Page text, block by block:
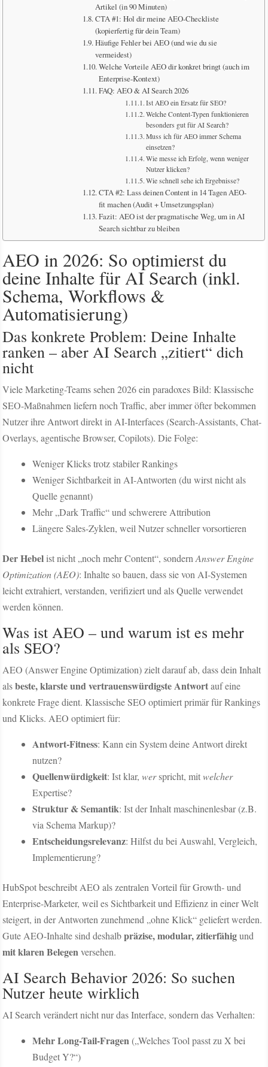
Artikel (in 90 Minuten)
CTA #1: Hol dir meine AEO-Checkliste
(kopierfertig für dein Team)
Häufige Fehler bei AEO (und wie du sie
vermeidest)
Welche Vorteile AEO dir konkret bringt (auch im
Enterprise-Kontext)
FAQ: AEO & AI Search 2026
Ist AEO ein Ersatz für SEO?
Welche Content-Typen funktionieren
besonders gut für AI Search?
Muss ich für AEO immer Schema
einsetzen?
Wie messe ich Erfolg, wenn weniger
Nutzer klicken?
Wie schnell sehe ich Ergebnisse?
CTA #2: Lass deinen Content in 14 Tagen AEO-
fit machen (Audit + Umsetzungsplan)
Fazit: AEO ist der pragmatische Weg, um in AI
Search sichtbar zu bleiben
AEO in 2026: So optimierst du
deine Inhalte für AI Search (inkl.
Schema, Workflows &
Automatisierung)
Das konkrete Problem: Deine Inhalte
ranken – aber AI Search „zitiert“ dich
nicht
Viele Marketing-Teams sehen 2026 ein paradoxes Bild: Klassische
SEO-Maßnahmen liefern noch Traffic, aber immer öfter bekommen
Nutzer ihre Antwort direkt in AI-Interfaces (Search-Assistants, Chat-
Overlays, agentische Browser, Copilots). Die Folge:
Weniger Klicks trotz stabiler Rankings
Weniger Sichtbarkeit in AI-Antworten (du wirst nicht als
Quelle genannt)
Mehr „Dark Traffic“ und schwerere Attribution
Längere Sales-Zyklen, weil Nutzer schneller vorsortieren
Der Hebel ist nicht „noch mehr Content“, sondernAnswer Engine
Optimization (AEO): Inhalte so bauen, dass sie von AI-Systemen
leicht extrahiert, verstanden, verifiziert und als Quelle verwendet
werden können.
Was ist AEO – und warum ist es mehr
als SEO?
AEO (Answer Engine Optimization) zielt darauf ab, dass dein Inhalt
alsbeste, klarste und vertrauenswürdigste Antwortauf eine
konkrete Frage dient. Klassische SEO optimiert primär für Rankings
und Klicks. AEO optimiert für:
Antwort-Fitness: Kann ein System deine Antwort direkt
nutzen?
Quellenwürdigkeit: Ist klar,werspricht, mitwelcher
Expertise?
Struktur & Semantik: Ist der Inhalt maschinenlesbar (z.B.
via Schema Markup)?
Entscheidungsrelevanz: Hilfst du bei Auswahl, Vergleich,
Implementierung?
HubSpot beschreibt AEO als zentralen Vorteil für Growth- und
Enterprise-Marketer, weil es Sichtbarkeit und Effizienz in einer Welt
steigert, in der Antworten zunehmend „ohne Klick“ geliefert werden.
Gute AEO-Inhalte sind deshalbpräzise, modular, zitierfähigund
mit klaren Belegenversehen.
AI Search Behavior 2026: So suchen
Nutzer heute wirklich
AI Search verändert nicht nur das Interface, sondern das Verhalten:
Mehr Long-Tail-Fragen(„Welches Tool passt zu X bei
Budget Y?“)